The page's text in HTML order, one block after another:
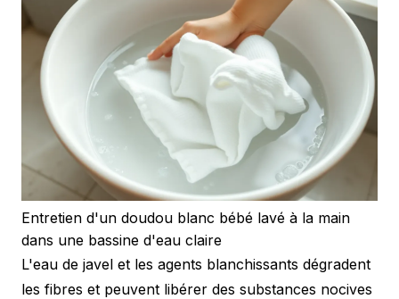
Entretien d'un doudou blanc bébé lavé à la main
dans une bassine d'eau claire
L'eau de javel et les agents blanchissants dégradent
les fibres et peuvent libérer des substances nocives